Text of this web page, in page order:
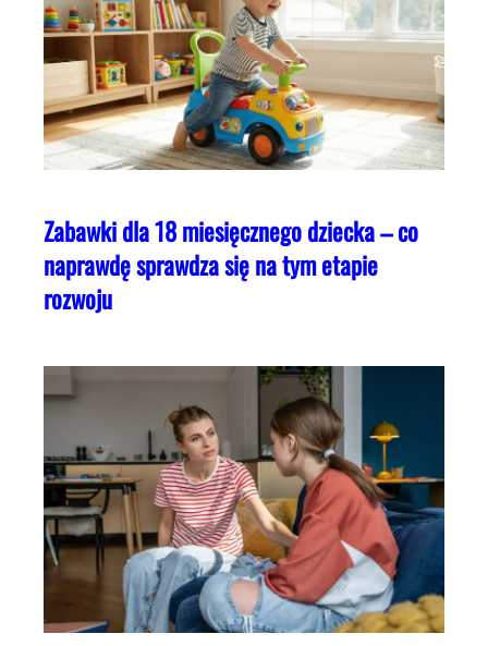
Zabawki dla 18 miesięcznego dziecka – co
naprawdę sprawdza się na tym etapie
rozwoju